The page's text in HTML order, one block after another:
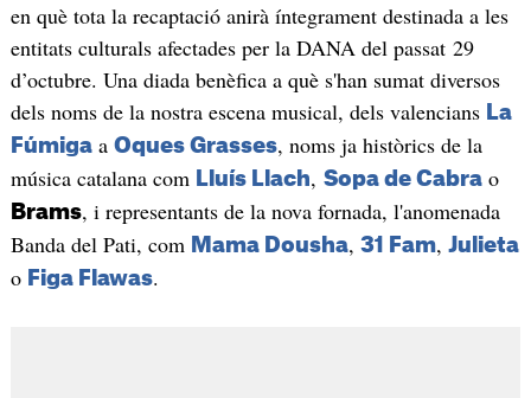
en què tota la recaptació anirà íntegrament destinada a les
entitats culturals afectades per la DANA del passat 29
d’octubre. Una diada benèfica a què s'han sumat diversos
dels noms de la nostra escena musical, dels valencians La
Fúmigaa Oques Grasses, noms ja històrics de la
música catalana com Lluís Llach, Sopa de Cabrao
Brams, i representants de la nova fornada, l'anomenada
Banda del Pati, com Mama Dousha, 31 Fam, Julieta
o Figa Flawas.